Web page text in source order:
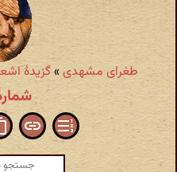
طغرای مشهدی »گزیدهٔ
شمارهٔ